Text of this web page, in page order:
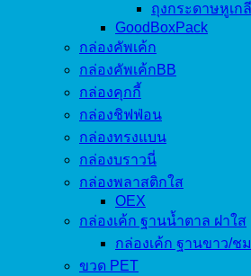
ถุงกระดาษหูเก
GoodBoxPack
กล่องคัพเค้ก
กล่องคัพเค้กBB
กล่องคุกกี้
กล่องชิฟฟ่อน
กล่องทรงแบน
กล่องบราวนี่
กล่องพลาสติกใส
OEX
กล่องเค้ก ฐานน้ำตาล ฝาใส
กล่องเค้ก ฐานขาว/ช
ขวด PET